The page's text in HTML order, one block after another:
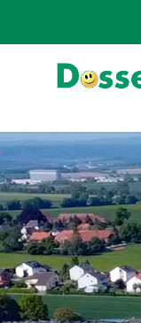
content
main
footer